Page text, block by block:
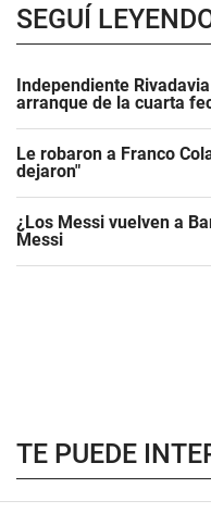
SEGUÍ
Independiente
arranque de la cuarta
Le robaron a Franco
dejaron"
¿Los Messi vuelven a
Messi
TE PUEDE